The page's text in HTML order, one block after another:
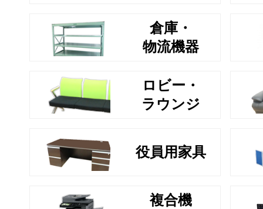
倉庫・
物流機器
ロビー・
ラウンジ
役員用家具
複合機